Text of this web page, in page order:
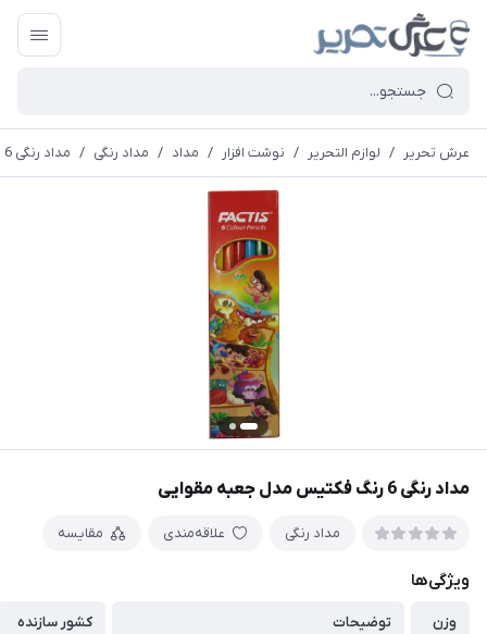
عرش تحریر / لوازم التحریر / نوشت افزار / مداد / مداد رنگی / مداد رنگی 6 رنگ فکتیس مدل جعبه مقوایی
مداد رنگی 6 رنگ فکتیس مدل جعبه مقوایی
مداد رنگی علاقه‌مندی مقایسه
ویژگی‌ها
وزن
توضیحات
کشور سازنده